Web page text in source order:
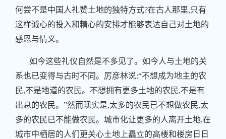
何尝不是中国人礼赞土地的独特方式?在古人那里,只有
这样诚心的投入和精心的安排才能够表达自己对土地的
感恩与情义。
如今这些礼仪自然是不多见了。如今人与土地的关
系也已变得与古时不同。厉彦林说:“不想成为地主的农
民,不是地道的农民。不想拥有更多土地的农民,不是有
出息的农民。”然而现实是,太多的农民已不想做农民,太
多的农民已不能做农民。城市化让更多的人离开土地,在
城市中栖居的人们更关心土地上矗立的高楼和楼房日日